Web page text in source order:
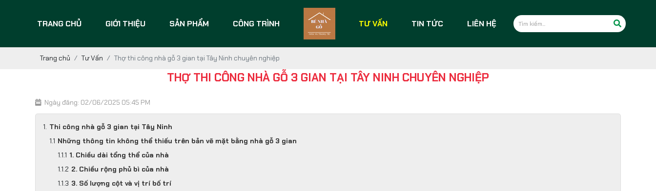
TRANG CHỦ GIỚI THIỆU SẢN PHẨM CÔNG TRÌNH TƯ VẤN TIN TỨC LIÊN HỆ
Trang chủ Tư Vấn Thợ thi công nhà gỗ 3 gian tại Tây Ninh chuyên nghiệp
THỢ THI CÔNG NHÀ GỖ 3 GIAN TẠI TÂY NINH CHUYÊN NGHIỆP
Ngày đăng: 02/06/2025 05:45 PM
Thi công nhà gỗ 3 gian tại Tây Ninh
Những thông tin không thể thiếu trên bản vẽ mặt bằng nhà gỗ 3 gian
1. Chiều dài tổng thể của nhà
2. Chiều rộng phủ bì của nhà
3. Số lượng cột và vị trí bố trí